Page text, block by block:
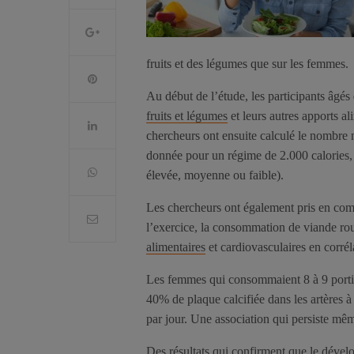
fruits et des légumes que sur les femmes.
Au début de l’étude, les participants
fruits et légumes et leurs autres apports
chercheurs ont ensuite calculé le
donnée pour un régime de 2.000
élevée, moyenne ou faible).
Les chercheurs ont également pris en
l’exercice, la consommation de viande
alimentaires et cardiovasculaires en
Les femmes qui consommaient 8 à 9
40% de plaque calcifiée dans les artères
par jour. Une association qui persiste